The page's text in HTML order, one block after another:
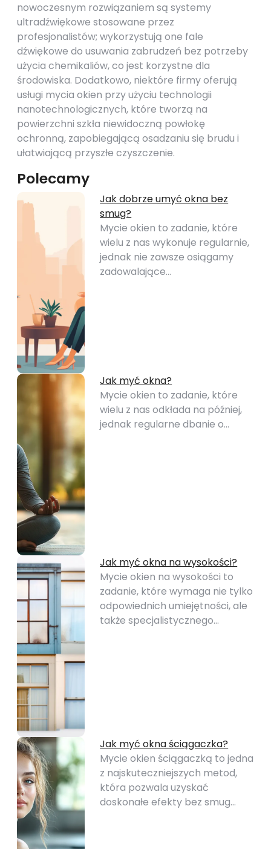
nowoczesnym rozwiązaniem są systemy
ultradźwiękowe stosowane przez
profesjonalistów; wykorzystują one fale
dźwiękowe do usuwania zabrudzeń bez potrzeby
użycia chemikaliów, co jest korzystne dla
środowiska. Dodatkowo, niektóre firmy oferują
usługi mycia okien przy użyciu technologii
nanotechnologicznych, które tworzą na
powierzchni szkła niewidoczną powłokę
ochronną, zapobiegającą osadzaniu się brudu i
ułatwiającą przyszłe czyszczenie.
Polecamy
Jak dobrze umyć okna bez
smug?
Mycie okien to zadanie, które
wielu z nas wykonuje regularnie,
jednak nie zawsze osiągamy
zadowalające…
Jak myć okna?
Mycie okien to zadanie, które
wielu z nas odkłada na później,
jednak regularne dbanie o…
Jak myć okna na wysokości?
Mycie okien na wysokości to
zadanie, które wymaga nie tylko
odpowiednich umiejętności, ale
także specjalistycznego…
Jak myć okna ściągaczka?
Mycie okien ściągaczką to jedna
z najskuteczniejszych metod,
która pozwala uzyskać
doskonałe efekty bez smug…